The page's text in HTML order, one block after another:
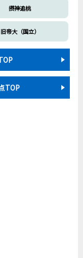
摂神追桃
旧帝大（国立）
TOP